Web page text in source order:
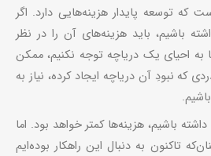
که توسعه پایدار هزینه‌هایی دارد. اگر
باشیم، باید هزینه‌های آن را در نظر
به احیای یک دریاچه توجه نکنیم، ممکن
که نبودِ آن دریاچه ایجاد کرده، نیاز به
باشیم، هزینه‌ها کمتر خواهد بود. اما
تاکنون به دنبال این راهکار بوده‌ایم